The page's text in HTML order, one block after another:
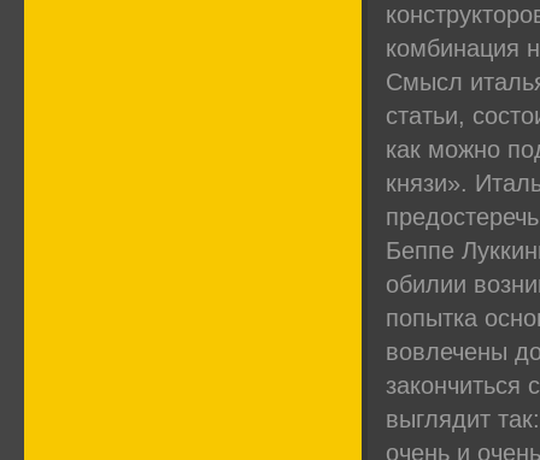
комбинация
Смысл
статьи,
как можно
князи».
Беппе
обилии
попытка
вовлечены
выглядит
очень и